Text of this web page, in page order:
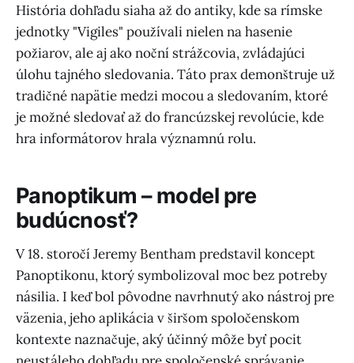
História dohľadu siaha až do antiky, kde sa rímske
jednotky "Vigiles" používali nielen na hasenie
požiarov, ale aj ako noční strážcovia, zvládajúci
úlohu tajného sledovania. Táto prax demonštruje už
tradičné napätie medzi mocou a sledovaním, ktoré
je možné sledovať až do francúzskej revolúcie, kde
hra informátorov hrala významnú rolu.
Panoptikum – model pre
budúcnosť?
V 18. storočí Jeremy Bentham predstavil koncept
Panoptikonu, ktorý symbolizoval moc bez potreby
násilia. I keď bol pôvodne navrhnutý ako nástroj pre
väzenia, jeho aplikácia v širšom spoločenskom
kontexte naznačuje, aký účinný môže byť pocit